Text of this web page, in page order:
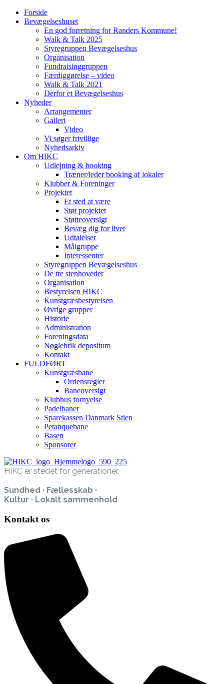
Forside
Bevægelseshuset
En god forretning for Randers Kommune!
Walk & Talk 2025
Styregruppen Bevægelseshus
Organisation
Fundraisinggruppen
Færdiggørelse – video
Walk & Talk 2021
Derfor et Bevægelseshus
Nyheder
Arrangementer
Galleri
Video
Vi søger frivillige
Nyhedsarkiv
Om HIKC
Udlejning & booking
Træner/leder booking af lokaler
Klubber & Foreninger
Projektet
Et sted at være
Støt projektet
Støtteoversigt
Bevæg dig for livet
Udtalelser
Målgruppe
Interessenter
Styregruppen Bevægelseshus
De tre stenhoveder
Organisation
Bestyrelsen HIKC
Kunstgræsbestyrelsen
Øvrige grupper
Historie
Administration
Foreningsdata
Nøglebrik depositum
Kontakt
FULDFØRT
Kunstgræsbane
Ordensregler
Baneoversigt
Klubhus fornyelse
Padelbaner
Sparekassen Danmark Stien
Petanquebane
Basen
Sponsorer
HIKC er stedet for generationer.
Sundhed · Fællesskab ·
Kultur · Lokalt sammenhold
Kontakt os